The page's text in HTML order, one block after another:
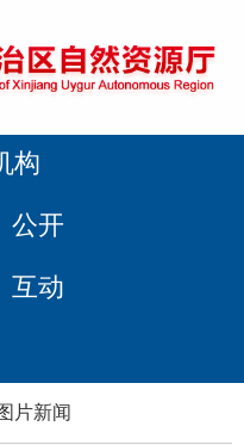
构
公开
互动
片新闻